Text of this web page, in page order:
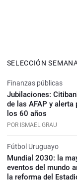
SELECCIÓN
Finanzas públicas
Jubilaciones:
de las AFAP y
los 60 años
POR ISMAEL GRAU
Fútbol Uruguayo
Mundial 2030: la
eventos del mundo
la reforma del